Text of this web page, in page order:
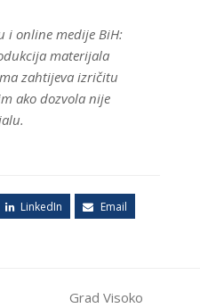
i online medije BiH:
materijala
zahtijeva izričitu
ako dozvola nije
LinkedIn Email
Grad Visoko